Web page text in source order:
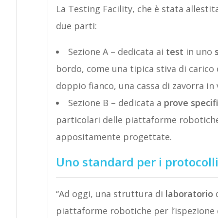
La Testing Facility, che è stata
due parti:
Sezione A – dedicata ai test in uno
bordo, come una tipica stiva di
doppio fianco, una cassa di zavorra
Sezione B – dedicata a prove
particolari delle piattaforme
appositamente progettate.
Uno standard per i
“Ad oggi, una struttura di laboratorio
piattaforme robotiche per